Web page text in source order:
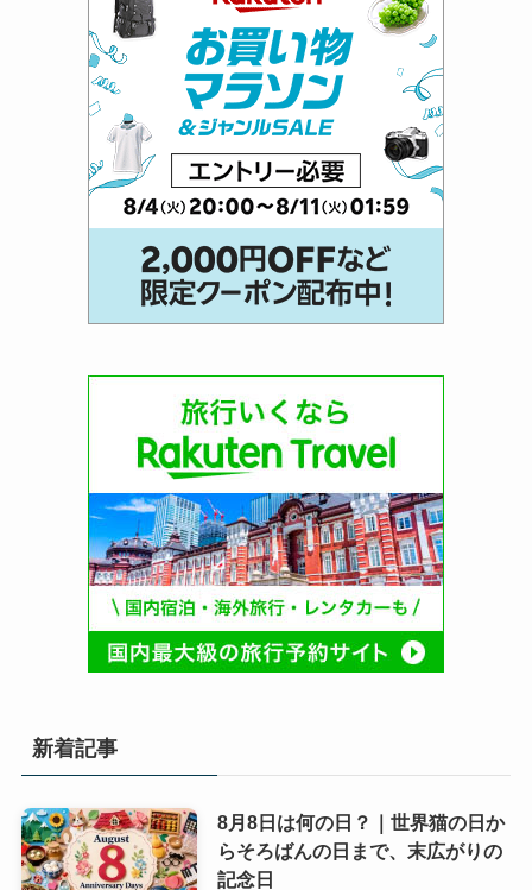
新着記事
8月8日は何の日？｜世界猫の日か
らそろばんの日まで、末広がりの
記念日